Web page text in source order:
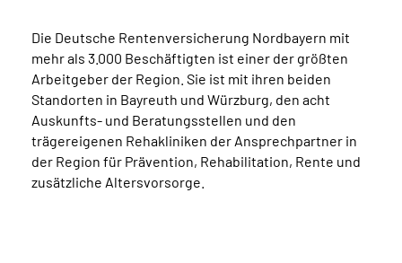
Die Deutsche Rentenversicherung Nordbayern mit
mehr als 3.000 Beschäftigten ist einer der größten
Arbeitgeber der Region. Sie ist mit ihren beiden
Standorten in Bayreuth und Würzburg, den acht
Auskunfts- und Beratungsstellen und den
trägereigenen Rehakliniken der Ansprechpartner in
der Region für Prävention, Rehabilitation, Rente und
zusätzliche Altersvorsorge.